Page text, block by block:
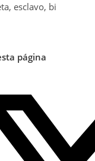
esclavo, bi
página